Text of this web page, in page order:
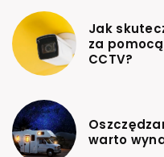
Jak
za
CCTV?
warto